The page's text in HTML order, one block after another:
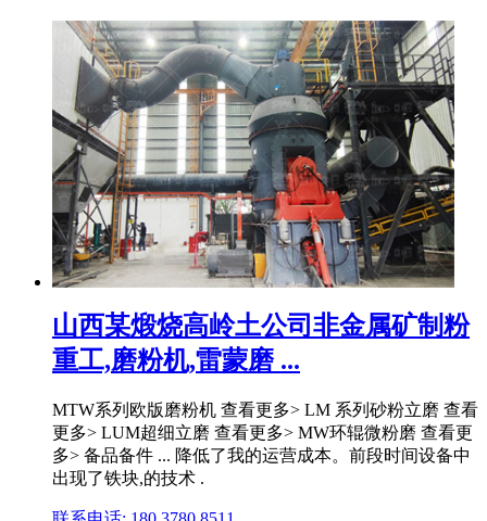
山西某煅烧高岭土公司非金属矿制粉
重工,磨粉机,雷蒙磨 ...
MTW系列欧版磨粉机 查看更多> LM 系列砂粉立磨 查看
更多> LUM超细立磨 查看更多> MW环辊微粉磨 查看更
多> 备品备件 ... 降低了我的运营成本。前段时间设备中
出现了铁块,的技术 .